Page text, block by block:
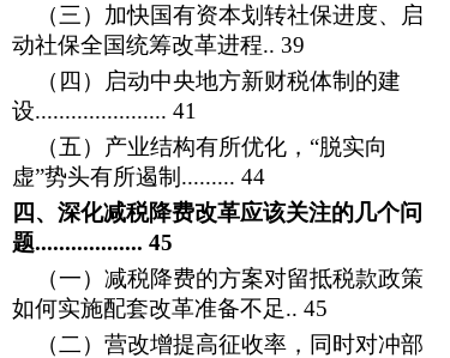
（三）加快国有资本划转社保进度、启
动社保全国统筹改革进程.. 39
（四）启动中央地方新财税体制的建
设...................... 41
（五）产业结构有所优化，“脱实向
虚”势头有所遏制......... 44
四、深化减税降费改革应该关注的几个问
题.................. 45
（一） 减税降费的方案对留抵税款政策
如何实施配套改革准备不足.. 45
（二）营改增提高征收率，同时对冲部